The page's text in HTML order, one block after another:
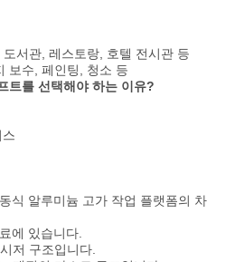
서관, 레스토랑, 호텔 전시관 등
보수, 페인팅, 청소 등
트를 선택해야 하는 이유?
식 알루미늄 고가 작업 플랫폼의 차
에 있습니다.
저 구조입니다.